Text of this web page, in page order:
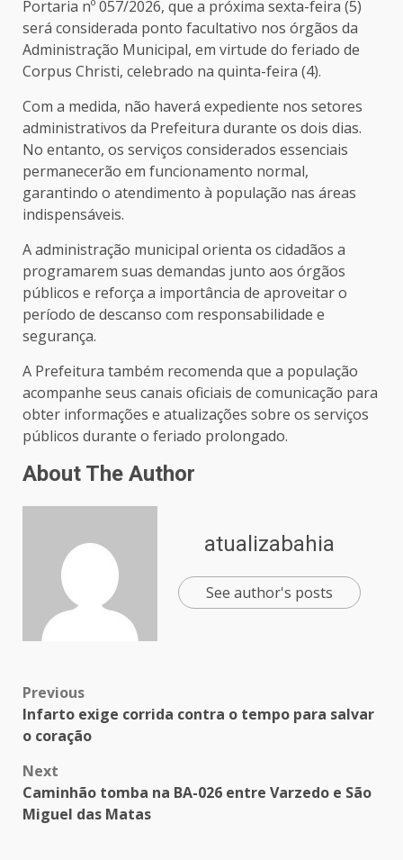
Portaria nº 057/2026, que a próxima sexta-feira (5)
será considerada ponto facultativo nos órgãos da
Administração Municipal, em virtude do feriado de
Corpus Christi, celebrado na quinta-feira (4).
Com a medida, não haverá expediente nos setores
administrativos da Prefeitura durante os dois dias.
No entanto, os serviços considerados essenciais
permanecerão em funcionamento normal,
garantindo o atendimento à população nas áreas
indispensáveis.
A administração municipal orienta os cidadãos a
programarem suas demandas junto aos órgãos
públicos e reforça a importância de aproveitar o
período de descanso com responsabilidade e
segurança.
A Prefeitura também recomenda que a população
acompanhe seus canais oficiais de comunicação para
obter informações e atualizações sobre os serviços
públicos durante o feriado prolongado.
About The Author
atualizabahia
See author's posts
Previous
Infarto exige corrida contra o tempo para salvar
o coração
Next
Caminhão tomba na BA-026 entre Varzedo e São
Miguel das Matas